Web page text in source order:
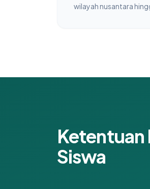
wilayah nusantara
Ketentuan
Siswa